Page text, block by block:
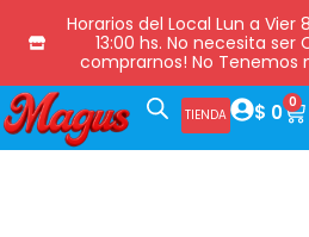
Horarios del Local Lun a Vier
13:00 hs. No necesita
comprarnos! No Tenemos
TIENDA $ 0 0